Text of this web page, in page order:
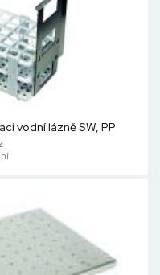
vodní lázně SW, PP